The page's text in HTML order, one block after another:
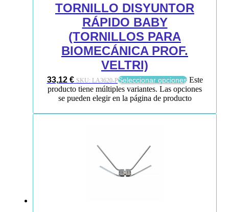
TORNILLO DISYUNTOR
RÁPIDO BABY
(TORNILLOS PARA
BIOMECÁNICA PROF.
VELTRI)
33,12 € SKU: LA3620-PSeleccionar opciones Este
producto tiene múltiples variantes. Las opciones
se pueden elegir en la página de producto